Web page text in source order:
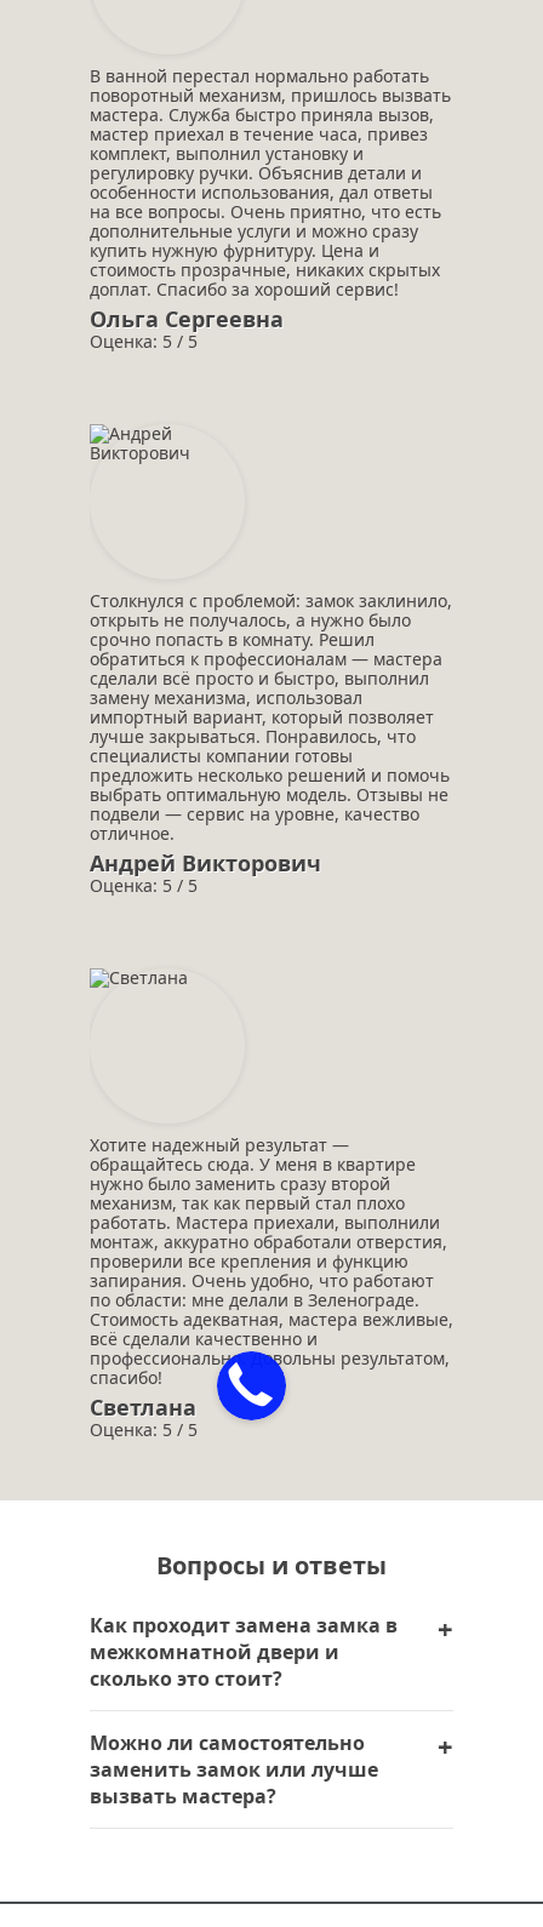
В ванной перестал нормально работать
поворотный механизм, пришлось вызвать
мастера. Служба быстро приняла вызов,
мастер приехал в течение часа, привез
комплект, выполнил установку и
регулировку ручки. Объяснив детали и
особенности использования, дал ответы
на все вопросы. Очень приятно, что есть
дополнительные услуги и можно сразу
купить нужную фурнитуру. Цена и
стоимость прозрачные, никаких скрытых
доплат. Спасибо за хороший сервис!
Ольга Сергеевна
Оценка: 5 / 5
Столкнулся с проблемой: замок заклинило,
открыть не получалось, а нужно было
срочно попасть в комнату. Решил
обратиться к профессионалам — мастера
сделали всё просто и быстро, выполнил
замену механизма, использовал
импортный вариант, который позволяет
лучше закрываться. Понравилось, что
специалисты компании готовы
предложить несколько решений и помочь
выбрать оптимальную модель. Отзывы не
подвели — сервис на уровне, качество
отличное.
Андрей Викторович
Оценка: 5 / 5
Хотите надежный результат —
обращайтесь сюда. У меня в квартире
нужно было заменить сразу второй
механизм, так как первый стал плохо
работать. Мастера приехали, выполнили
монтаж, аккуратно обработали отверстия,
проверили все крепления и функцию
запирания. Очень удобно, что работают
по области: мне делали в Зеленограде.
Стоимость адекватная, мастера вежливые,
всё сделали качественно и
профессионально. Довольны результатом,
спасибо!
Светлана
Оценка: 5 / 5
Вопросы и ответы
Как проходит замена замка в
межкомнатной двери и
сколько это стоит?
Замена замков в межкомнатной двери
выполняется мастерами компании с
опытом более 15 лет — установка,
врезка, ремонт механизма и фурнитуры
подбираются под тип и состояние
Можно ли самостоятельно
заменить замок или лучше
вызвать мастера?
Самостоятельно поменять замок в